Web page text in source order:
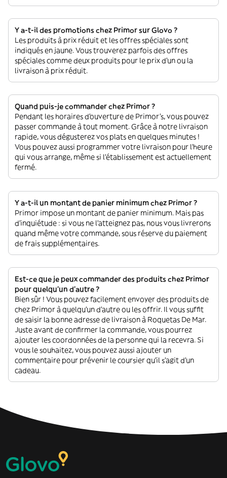
Y a-t-il des promotions chez Primor sur Glovo ?
Les produits à prix réduit et les offres spéciales sont
indiqués en jaune. Vous trouverez parfois des offres
spéciales comme deux produits pour le prix d'un ou la
livraison à prix réduit.
Quand puis-je commander chez Primor ?
Pendant les horaires d'ouverture de Primor’s, vous pouvez
passer commande à tout moment. Grâce à notre livraison
rapide, vous dégusterez vos plats en quelques minutes !
Vous pouvez aussi programmer votre livraison pour l'heure
qui vous arrange, même si l'établissement est actuellement
fermé.
Y a-t-il un montant de panier minimum chez Primor ?
Primor impose un montant de panier minimum. Mais pas
d'inquiétude : si vous ne l'atteignez pas, nous vous livrerons
quand même votre commande, sous réserve du paiement
de frais supplémentaires.
Est-ce que je peux commander des produits chez Primor
pour quelqu'un d'autre ?
Bien sûr ! Vous pouvez facilement envoyer des produits de
chez Primor à quelqu'un d'autre ou les offrir. Il vous suffit
de saisir la bonne adresse de livraison à Roquetas De Mar.
Juste avant de confirmer la commande, vous pourrez
ajouter les coordonnées de la personne qui la recevra. Si
vous le souhaitez, vous pouvez aussi ajouter un
commentaire pour prévenir le coursier qu'il s'agit d'un
cadeau.